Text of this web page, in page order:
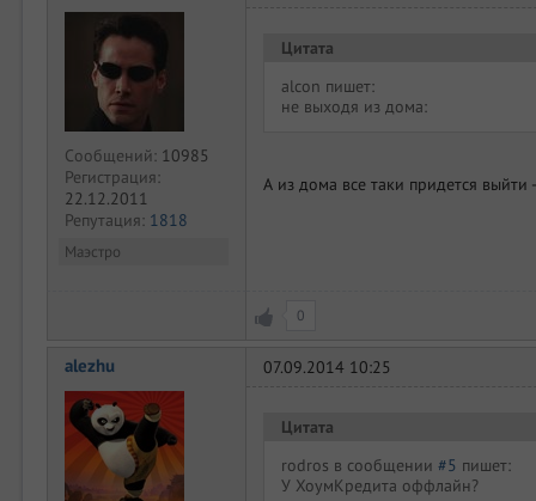
Сообщений: 10985
Регистрация:
22.12.2011
Репутация: 1818
Маэстро
Цитата
alcon пишет:
не выходя из дома:
А из дома все таки придется
0
alezhu 07.09.2014 10:25
Цитата
rodros в сообщении #5 пишет:
У ХоумКредита оффлайн?